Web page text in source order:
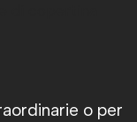
o per